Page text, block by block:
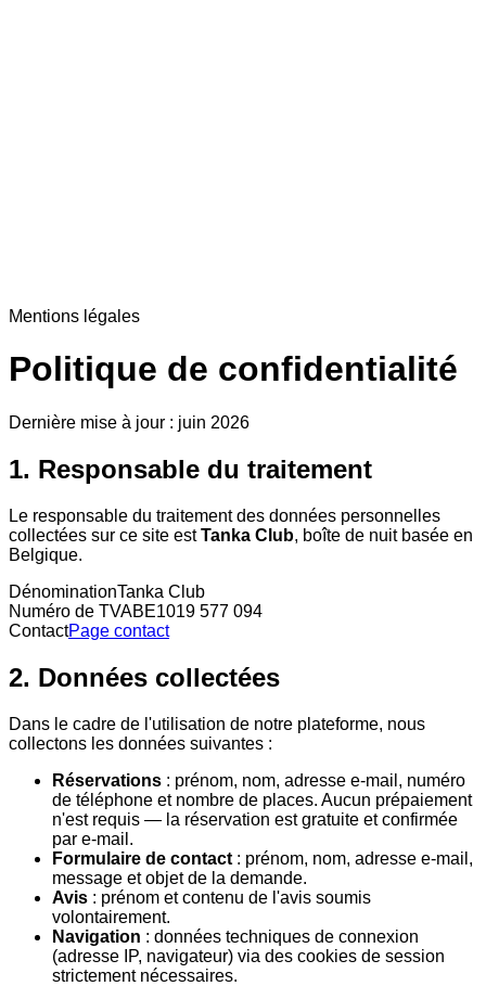
Mentions légales
Politique de confidentialité
Dernière mise à jour : juin 2026
1. Responsable du traitement
Le responsable du traitement des données personnelles
collectées sur ce site estTanka Club, boîte de nuit basée en
Belgique.
DénominationTanka Club
Numéro de TVABE1019 577 094
ContactPage contact
2. Données collectées
Dans le cadre de l'utilisation de notre plateforme, nous
collectons les données suivantes :
Réservations : prénom, nom, adresse e-mail, numéro
de téléphone et nombre de places. Aucun prépaiement
n'est requis — la réservation est gratuite et confirmée
par e-mail.
Formulaire de contact : prénom, nom, adresse e-mail,
message et objet de la demande.
Avis : prénom et contenu de l'avis soumis
volontairement.
Navigation : données techniques de connexion
(adresse IP, navigateur) via des cookies de session
strictement nécessaires.